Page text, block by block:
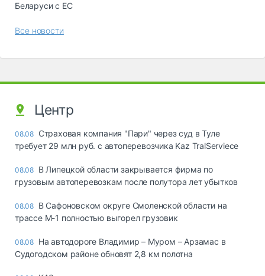
Беларуси с ЕС
Все новости
Центр
08.08 Страховая компания "Пари" через суд в Туле
требует 29 млн руб. с автоперевозчика Kaz TralServiece
08.08 В Липецкой области закрывается фирма по
грузовым автоперевозкам после полутора лет убытков
08.08 В Сафоновском округе Смоленской области на
трассе М-1 полностью выгорел грузовик
08.08 На автодороге Владимир – Муром – Арзамас в
Судогодском районе обновят 2,8 км полотна